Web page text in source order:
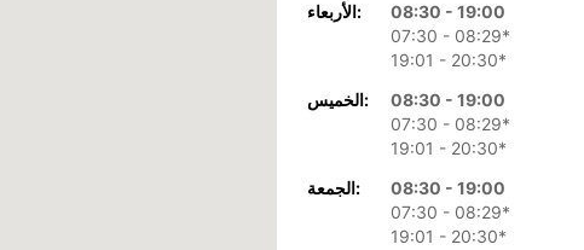
الأربعاء:
08:30 - 19:00
07:30 - 08:29*
19:01 - 20:30*
الخميس:
08:30 - 19:00
07:30 - 08:29*
19:01 - 20:30*
الجمعة:
08:30 - 19:00
07:30 - 08:29*
19:01 - 20:30*